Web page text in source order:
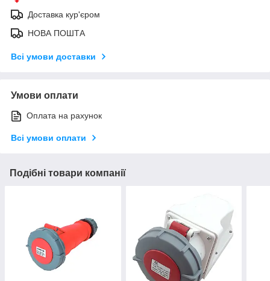
Доставка кур'єром
НОВА ПОШТА
Всі умови доставки
Умови оплати
Оплата на рахунок
Всі умови оплати
Подібні товари компанії